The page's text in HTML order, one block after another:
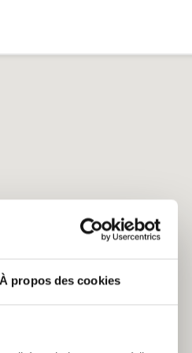
À propos des cookies